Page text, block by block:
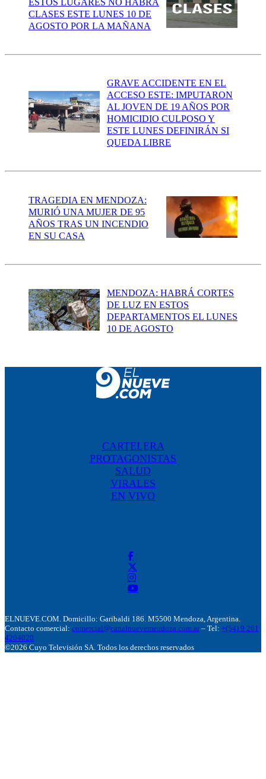
CLASES ESTE LUNES 10 DE
AGOSTO POR LA MAÑANA
GRAVE ACCIDENTE EN EL
ACCESO ESTE: IMPUTARON
AL JOVEN DE 19 AÑOS POR
HOMICIDIO CULPOSO Y
ESTE LUNES DEFINIRÁN SI
QUEDA LIBRE
TRAGEDIA EN MENDOZA:
MURIÓ UNA MUJER DE 95
AÑOS TRAS UN INCENDIO
EN SU CASA
MENDOZA: HABRÁ CORTES
DE LUZ EN ESTOS
DEPARTAMENTOS EL LUNES
10 DE AGOSTO
CARTELERA
PROTAGONISTAS
SALUD
VIRALES
EN VIVO
ELNUEVE.COM. Domicillo: Garibaldi 186. M5500 Mendoza, Argentina.
Contacto comercial: comercial@canalnuevemendoza.com.ar – Tel: +(54) 9 261
4204020
©2026 Cuyo Televisión SA. Todos los derechos reservados